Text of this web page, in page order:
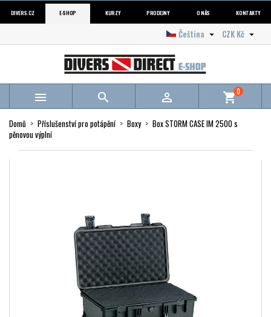
DIVERS.CZ E-SHOP KURZY PRODEJNY O NÁS KONTAKTY
CZK Kč 
Čeština 
   shopping_cart0
Domů Příslušenství pro potápění Boxy
Box STORM CASE IM 2500 s
pěnovou výplní